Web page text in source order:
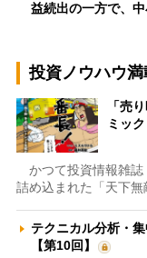
益続出の一方で、
投資ノウハウ満
「売
ミッ
かつて投資情報雑誌
詰め込まれた「天下
テクニカル分析・
【第10回】